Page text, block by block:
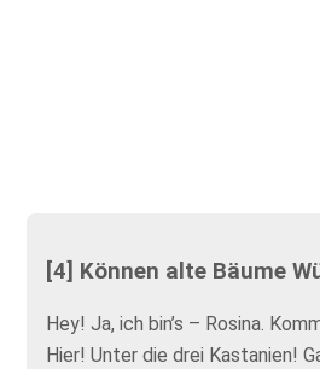
[4] Können alte Bäume
Hey! Ja, ich bin’s – Rosina.
Hier! Unter die drei Kastanien!